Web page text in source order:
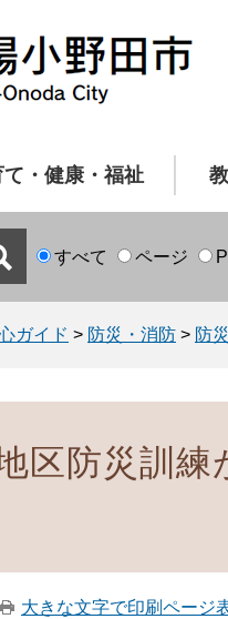
て・健康・福祉
すべて ページ
ガイド > 防災・消防 > 防災
区防災訓練
大きな文字で印刷ページ